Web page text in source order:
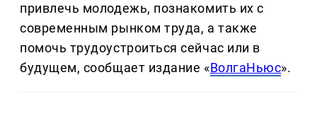
привлечь молодежь, познакомить их с
современным рынком труда, а также
помочь трудоустроиться сейчас или в
будущем, сообщает издание «ВолгаНьюс».